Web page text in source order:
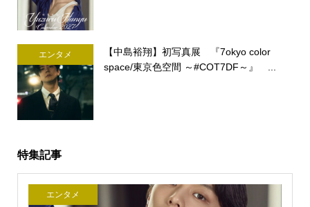
エンタメ
【中島裕翔】初写真展 『7okyo color
space/東京色空間 ～#COT7DF～』 ...
特集記事
エンタメ